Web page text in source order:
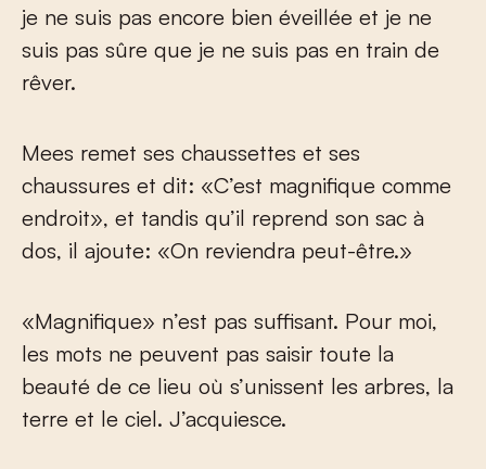
je ne suis pas encore bien éveillée et je ne
suis pas sûre que je ne suis pas en train de
rêver.
Mees remet ses chaussettes et ses
chaussures et dit: «C’est magnifique comme
endroit», et tandis qu’il reprend son sac à
dos, il ajoute: «On reviendra peut-être.»
«Magnifique» n’est pas suffisant. Pour moi,
les mots ne peuvent pas saisir toute la
beauté de ce lieu où s’unissent les arbres, la
terre et le ciel. J’acquiesce.